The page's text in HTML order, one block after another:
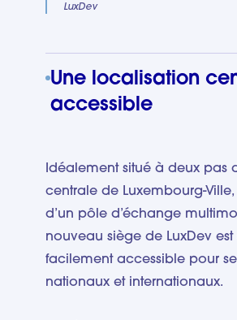
LuxDev
Une localisation
accessible
Idéalement situé à deux pas
centrale de Luxembourg-
d’un pôle d’échange
nouveau siège de LuxDev
facilement accessible pour
nationaux et internationaux.